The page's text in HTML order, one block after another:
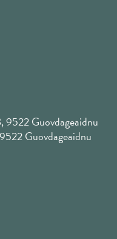
9522 Guovdageaidnu
Guovdageaidnu